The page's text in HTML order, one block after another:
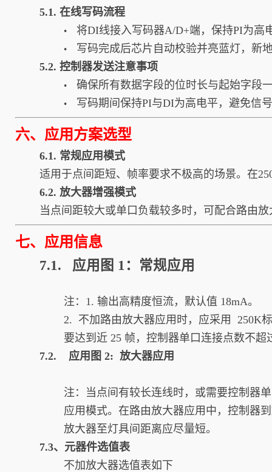
5.1. 在线写码流程
• 将DI线接入写码器A/D+端，保持PI为高
• 写码完成后芯片自动校验并亮蓝灯，新
5.2. 控制器发送注意事项
• 确保所有数据字段的位时长与起始字段
• 写码期间保持PI与DI为高电平，避免信
六、应用方案选型
6.1. 常规应用模式
适用于点间距短、帧率要求不极高的场景。在
6.2. 放大器增强模式
当点间距较大或单口负载较多时，可配合路由
七、应用信息
7.1. 应用图 1：常规应用
注：1. 输出高精度恒流，默认值 18mA。
2. 不加路由放大器应用时，应采用 250K
要达到近 25 帧，控制器单口连接点数不
7.2. 应用图 2: 放大器应用
注：当点间有较长连线时，或需要控制器
应用模式。在路由放大器应用中，控制器
放大器至灯具间距离应尽量短。
7.3、元器件选值表
不加放大器选值表如下